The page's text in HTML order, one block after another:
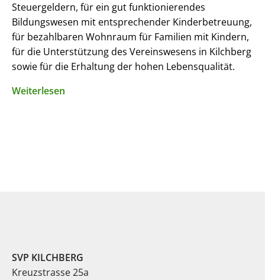
Steuergeldern, für ein gut funktionierendes
Bildungswesen mit entsprechender Kinderbetreuung,
für bezahlbaren Wohnraum für Familien mit Kindern,
für die Unterstützung des Vereinswesens in Kilchberg
sowie für die Erhaltung der hohen Lebensqualität.
Weiterlesen
SVP KILCHBERG
Kreuzstrasse 25a